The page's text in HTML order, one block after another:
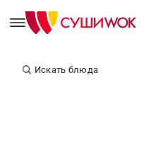
Искать блюда